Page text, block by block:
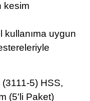
kesim
uygun